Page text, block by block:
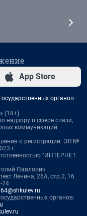
App Store
органов
(18+).
надзору в сфере связи,
коммуникаций
о регистрации: ЭЛ №
г.
"ИНТЕРНЕТ
Павлович
Ленина, 26А, стр.2, 16
74
органов: